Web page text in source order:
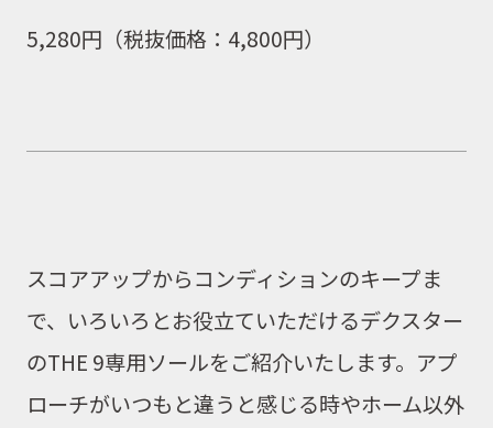
5,280円（税抜価格： 4,800円）
スコアアップからコンディションのキープま
で、 いろいろとお役立ていただけるデクスター
のTHE 9専用ソールをご紹介いたします。 アプ
ローチがいつもと違うと感じる時やホーム以外